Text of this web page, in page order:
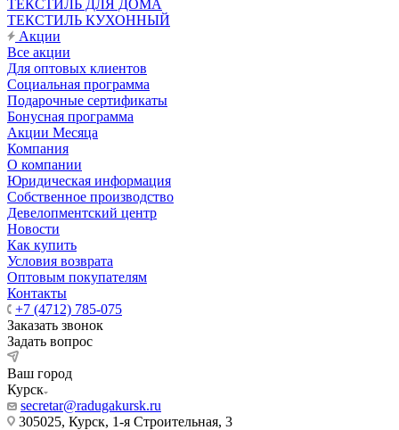
ТЕКСТИЛЬ ДЛЯ ДОМА
ТЕКСТИЛЬ КУХОННЫЙ
Акции
Все акции
Для оптовых клиентов
Социальная программа
Подарочные сертификаты
Бонусная программа
Акции Месяца
Компания
О компании
Юридическая информация
Собственное производство
Девелопментский центр
Новости
Как купить
Условия возврата
Оптовым покупателям
Контакты
+7 (4712) 785-075
Заказать звонок
Задать вопрос
Ваш город
Курск
secretar@radugakursk.ru
305025, Курск, 1-я Строительная, 3